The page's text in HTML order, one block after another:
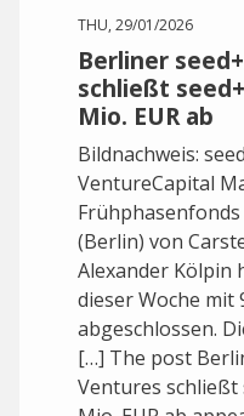
THU, 29/01/2026
Berliner
schließt
Mio. EUR ab
Bildnachweis:
VentureCapital
(Berlin) von
Alexander Kölpin
dieser Woche mit
abgeschlossen.
[…] The post
Ventures schließt